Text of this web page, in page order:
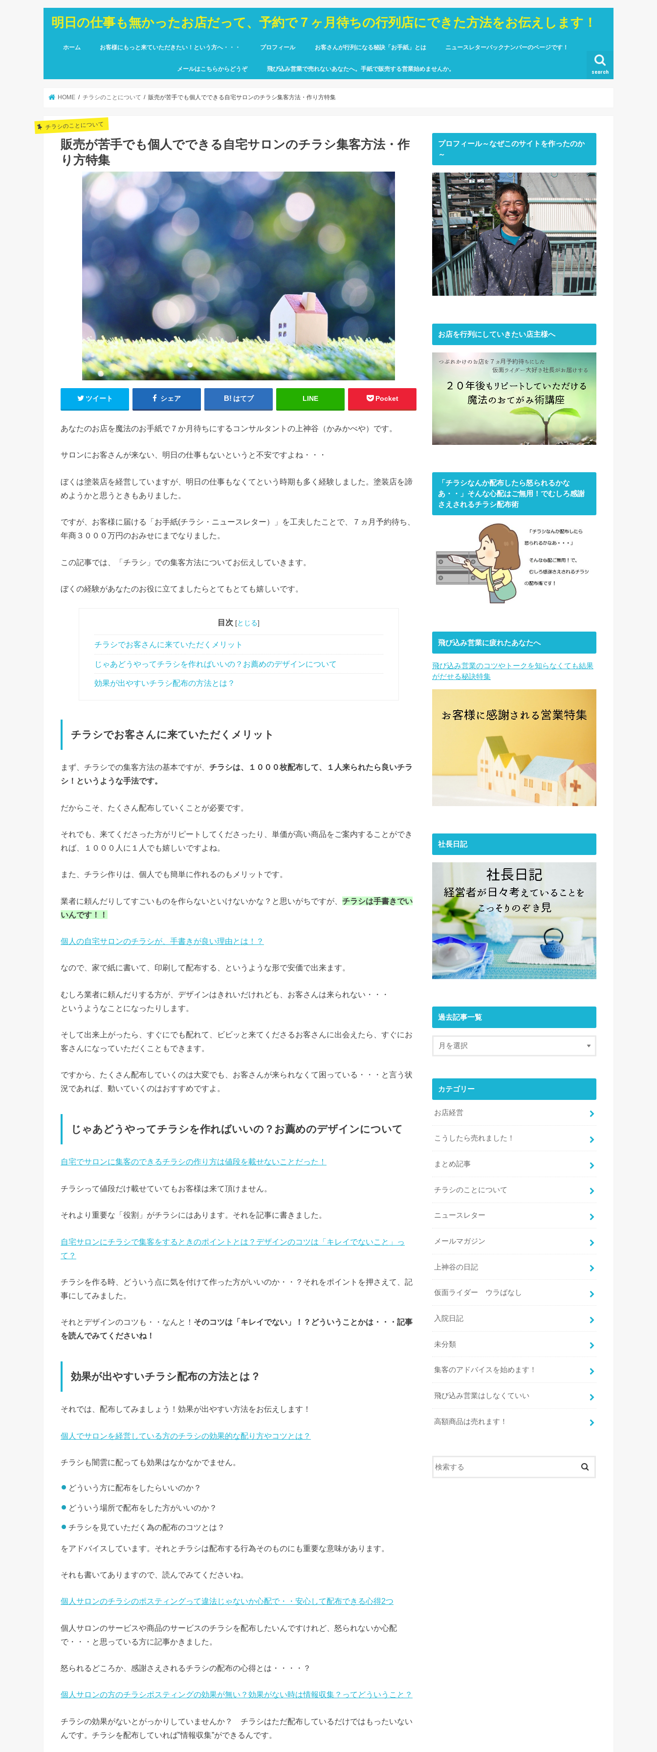
明日の仕事も無かったお店だって、予約で７ヶ月待ちの行列店にできた方法をお伝えします！
search
ホーム お客様にもっと来ていただきたい！という方へ・・・ プロフィール お客さんが行列になる秘訣「お手紙」とは ニュースレターバックナンバーのページです！
メールはこちらからどうぞ 飛び込み営業で売れないあなたへ。手紙で販売する営業始めませんか。
HOME チラシのことについて 販売が苦手でも個人でできる自宅サロンのチラシ集客方法・作り方特集
チラシのことについて
販売が苦手でも個人でできる自宅サロンのチラシ集客方法・作
り方特集
ツイート シェア はてブ LINE Pocket
あなたのお店を魔法のお手紙で７か月待ちにするコンサルタントの上神谷（かみかべや）です。
サロンにお客さんが来ない、明日の仕事もないというと不安ですよね・・・
ぼくは塗装店を経営していますが、明日の仕事もなくてという時期も多く経験しました。塗装店を諦
めようかと思うときもありました。
ですが、お客様に届ける「お手紙(チラシ・ニュースレター）」を工夫したことで、７ヵ月予約待ち、
年商３０００万円のおみせにまでなりました。
この記事では、「チラシ」での集客方法についてお伝えしていきます。
ぼくの経験があなたのお役に立てましたらとてもとても嬉しいです。
目次 [とじる]
チラシでお客さんに来ていただくメリット
じゃあどうやってチラシを作ればいいの？お薦めのデザインについて
効果が出やすいチラシ配布の方法とは？
チラシでお客さんに来ていただくメリット
まず、チラシでの集客方法の基本ですが、 チラシは、１０００枚配布して、１人来られたら良いチラ
シ！というような手法です。
だからこそ、たくさん配布していくことが必要です。
それでも、来てくださった方がリピートしてくださったり、単価が高い商品をご案内することができ
れば、１０００人に１人でも嬉しいですよね。
また、チラシ作りは、個人でも簡単に作れるのもメリットです。
業者に頼んだりしてすごいものを作らないといけないかな？と思いがちですが、 チラシは手書きでい
いんです！！
個人の自宅サロンのチラシが、手書きが良い理由とは！？
なので、家で紙に書いて、印刷して配布する、というような形で安価で出来ます。
むしろ業者に頼んだりする方が、デザインはきれいだけれども、お客さんは来られない・・・
というようなことになったりします。
そして出来上がったら、すぐにでも配れて、ビビッと来てくださるお客さんに出会えたら、すぐにお
客さんになっていただくこともできます。
ですから、たくさん配布していくのは大変でも、お客さんが来られなくて困っている・・・と言う状
況であれば、動いていくのはおすすめですよ。
じゃあどうやってチラシを作ればいいの？お薦めのデザインについて
自宅でサロンに集客のできるチラシの作り方は値段を載せないことだった！
チラシって値段だけ載せていてもお客様は来て頂けません。
それより重要な「役割」がチラシにはあります。それを記事に書きました。
自宅サロンにチラシで集客をするときのポイントとは？デザインのコツは「キレイでないこと」っ
て？
チラシを作る時、どういう点に気を付けて作った方がいいのか・・？それをポイントを押さえて、記
事にしてみました。
それとデザインのコツも・・なんと！ そのコツは「キレイでない」！？どういうことかは・・・記事
を読んでみてくださいね！
効果が出やすいチラシ配布の方法とは？
それでは、配布してみましょう！効果が出やすい方法をお伝えします！
個人でサロンを経営している方のチラシの効果的な配り方やコツとは？
チラシも闇雲に配っても効果はなかなかでません。
どういう方に配布をしたらいいのか？
どういう場所で配布をした方がいいのか？
チラシを見ていただく為の配布のコツとは？
をアドバイスしています。それとチラシは配布する行為そのものにも重要な意味があります。
それも書いてありますので、読んでみてくださいね。
個人サロンのチラシのポスティングって違法じゃないか心配で・・安心して配布できる心得2つ
個人サロンのサービスや商品のサービスのチラシを配布したいんですけれど、怒られないか心配
で・・・と思っている方に記事かきました。
怒られるどころか、感謝さえされるチラシの配布の心得とは・・・・？
個人サロンの方のチラシポスティングの効果が無い？効果がない時は情報収集？ってどういうこと？
チラシの効果がないとがっかりしていませんか？ チラシはただ配布しているだけではもったいない
んです。チラシを配布していれば”情報収集”ができるんです。
プロフィール～なぜこのサイトを作ったのか
～
お店を行列にしていきたい店主様へ
「チラシなんか配布したら怒られるかな
あ・・」そんな心配はご無用！でむしろ感謝
さえされるチラシ配布術
飛び込み営業に疲れたあなたへ
飛び込み営業のコツやトークを知らなくても結果
がだせる秘訣特集
社長日記
過去記事一覧
カテゴリー
お店経営
こうしたら売れました！
まとめ記事
チラシのことについて
ニュースレター
メールマガジン
上神谷の日記
仮面ライダー ウラばなし
入院日記
未分類
集客のアドバイスを始めます！
飛び込み営業はしなくていい
高額商品は売れます！